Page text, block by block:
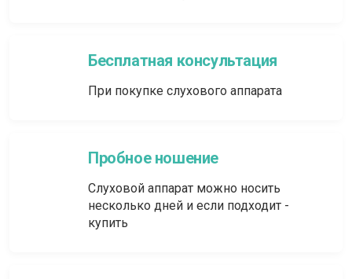
Бесплатная консультация
При покупке слухового аппарата
Пробное ношение
Слуховой аппарат можно носить
несколько дней и если подходит -
купить